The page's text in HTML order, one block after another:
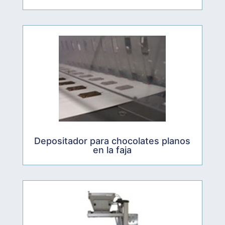
Depositador para chocolates planos
en la faja